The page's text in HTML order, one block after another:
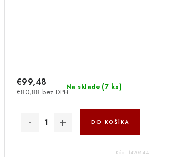
Na sklade (7 ks)
€80,88 bez DPH
€99,48
DO KOŠÍKA
Kód: 14208-44